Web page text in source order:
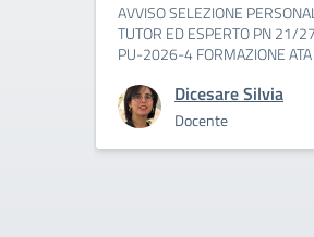
AVVISO SELEZIONE
TUTOR ED ESPERTO PN 21/
PU-2026-4 FORMAZIONE ATA
Dicesare Silvia
Docente